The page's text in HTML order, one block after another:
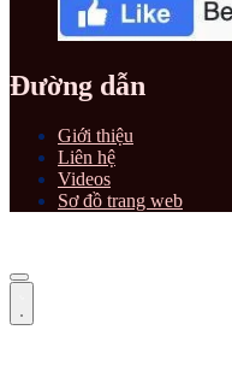
Đường dẫn
Giới thiệu
Liên hệ
Videos
Sơ đồ trang web